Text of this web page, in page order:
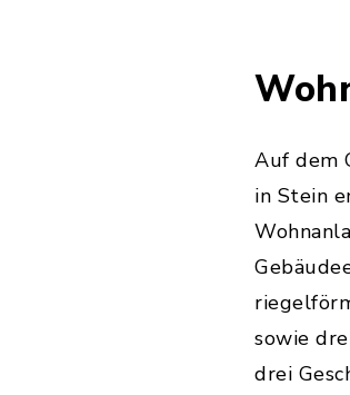
Auf dem
in Stein
sowie
drei